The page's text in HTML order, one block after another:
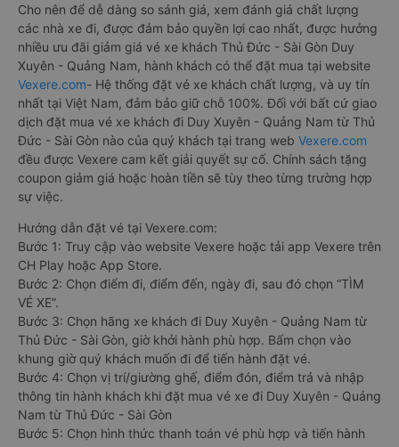
Cho nên để dễ dàng so sánh giá, xem đánh giá chất lượng
các nhà xe đi, được đảm bảo quyền lợi cao nhất, được hưởng
nhiều ưu đãi giảm giá vé xe khách Thủ Đức - Sài Gòn Duy
Xuyên - Quảng Nam, hành khách có thể đặt mua tại website
Vexere.com- Hệ thống đặt vé xe khách chất lượng, và uy tín
nhất tại Việt Nam, đảm bảo giữ chỗ 100%. Đối với bất cứ giao
dịch đặt mua vé xe khách đi Duy Xuyên - Quảng Nam từ Thủ
Đức - Sài Gòn nào của quý khách tại trang web Vexere.com
đều được Vexere cam kết giải quyết sự cố. Chính sách tặng
coupon giảm giá hoặc hoàn tiền sẽ tùy theo từng trường hợp
sự việc.
Hướng dẫn đặt vé tại Vexere.com:
Bước 1: Truy cập vào website Vexere hoặc tải app Vexere trên
CH Play hoặc App Store.
Bước 2: Chọn điểm đi, điểm đến, ngày đi, sau đó chọn “TÌM
VÉ XE”.
Bước 3: Chọn hãng xe khách đi Duy Xuyên - Quảng Nam từ
Thủ Đức - Sài Gòn, giờ khởi hành phù hợp. Bấm chọn vào
khung giờ quý khách muốn đi để tiến hành đặt vé.
Bước 4: Chọn vị trí/giường ghế, điểm đón, điểm trả và nhập
thông tin hành khách khi đặt mua vé xe đi Duy Xuyên - Quảng
Nam từ Thủ Đức - Sài Gòn
Bước 5: Chọn hình thức thanh toán vé phù hợp và tiến hành